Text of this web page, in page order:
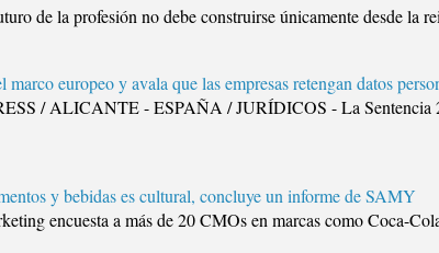
de la profesión no debe construirse únicamente desde la
europeo y avala que las empresas retengan datos
/ ALICANTE - ESPAÑA / JURÍDICOS - La Sentencia
y bebidas es cultural, concluye un informe de SAMY
encuesta a más de 20 CMOs en marcas como Coca-